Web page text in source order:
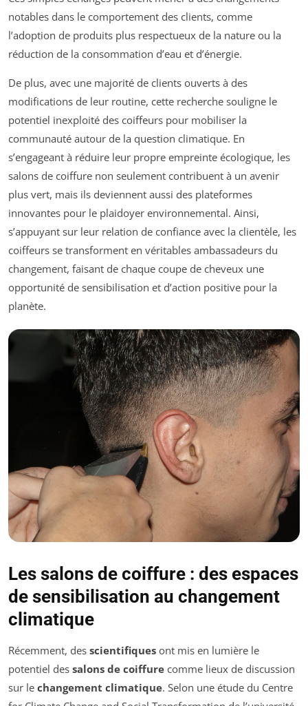
notables dans le comportement des clients, comme
l’adoption de produits plus respectueux de la nature ou la
réduction de la consommation d’eau et d’énergie.
De plus, avec une majorité de clients ouverts à des
modifications de leur routine, cette recherche souligne le
potentiel inexploité des coiffeurs pour mobiliser la
communauté autour de la question climatique. En
s’engageant à réduire leur propre empreinte écologique, les
salons de coiffure non seulement contribuent à un avenir
plus vert, mais ils deviennent aussi des plateformes
innovantes pour le plaidoyer environnemental. Ainsi,
s’appuyant sur leur relation de confiance avec la clientèle, les
coiffeurs se transforment en véritables ambassadeurs du
changement, faisant de chaque coupe de cheveux une
opportunité de sensibilisation et d’action positive pour la
planète.
Les salons de coiffure : des espaces
de sensibilisation au changement
climatique
Récemment, des scientifiques ont mis en lumière le
potentiel des salons de coiffure comme lieux de discussion
sur le changement climatique. Selon une étude du Centre